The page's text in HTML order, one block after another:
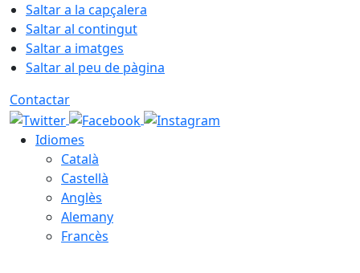
Saltar a la capçalera
Saltar al contingut
Saltar a imatges
Saltar al peu de pàgina
Contactar
Idiomes
Català
Castellà
Anglès
Alemany
Francès